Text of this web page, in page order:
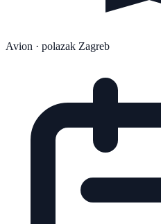
Avion · polazak Zagreb